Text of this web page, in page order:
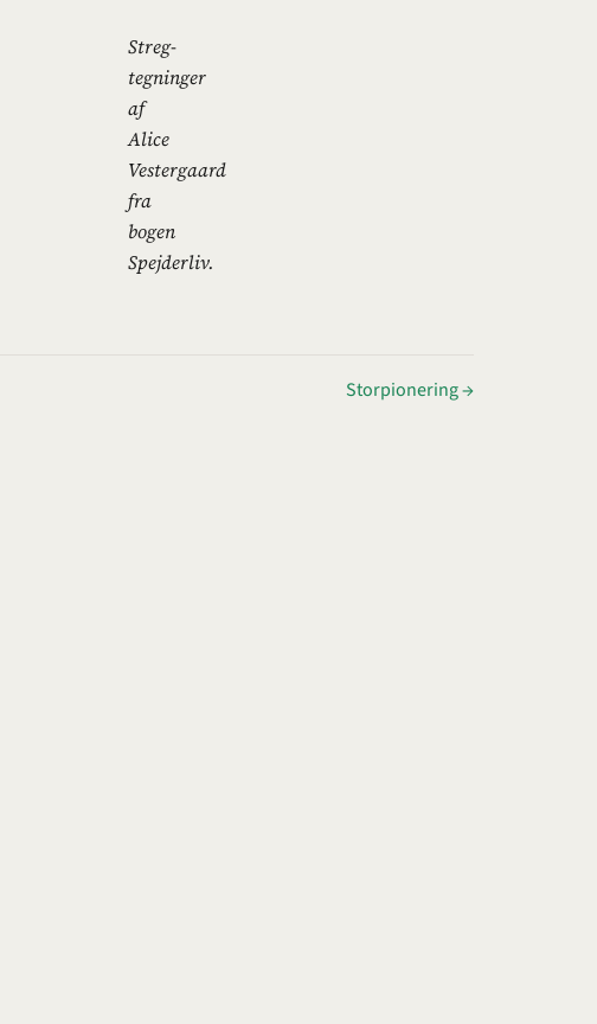
Streg-
tegninger
af
Alice
Vestergaard
fra
bogen
Spejderliv.
Storpionering →